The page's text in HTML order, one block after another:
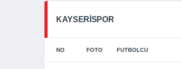
KAYSERİSPOR
NO FOTO FUTBOLCU